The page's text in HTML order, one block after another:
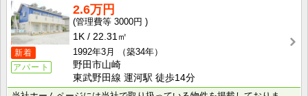
新着
アパート
2.6万円
3000円
1K
22.31㎡
1992年3月
（築34年）
野田市山崎
東武野田線 運河駅 徒歩14分